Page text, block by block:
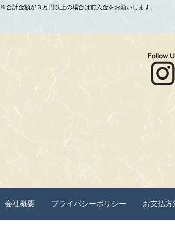
※合計金額が３万円以上の場合は前入金をお願いします。
会社概要 プライバシーポリシー お支払方